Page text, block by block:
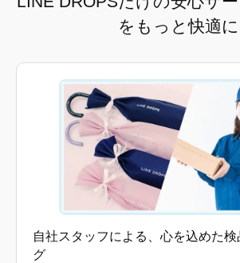
をもっと快適に
自社スタッフによる、心を込めた
グ